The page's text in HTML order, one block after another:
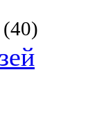
(40)